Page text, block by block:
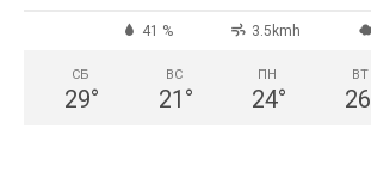
41 % 3.5kmh
СБ
29°
ВС
21 °
ПН
24°
ВТ
26